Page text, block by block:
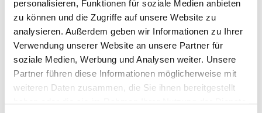
personalisieren, Funktionen für soziale Medien anbieten
zu können und die Zugriffe auf unsere Website zu
analysieren. Außerdem geben wir Informationen zu Ihrer
Verwendung unserer Website an unsere Partner für
soziale Medien, Werbung und Analysen weiter. Unsere
Partner führen diese Informationen möglicherweise mit
weiteren Daten zusammen, die Sie ihnen bereitgestellt
Feeling
Zum zweiten Mal in dieser Woche haben die Füchse
Berlin gegen Aalborg Håndbold getestet, das
ebenfalls wieder in der Königsklasse vertreten ist.
Beim amtierenden Dänischen Meister konnte der
Deutsche Pokalsieger an diesem Freitagabend